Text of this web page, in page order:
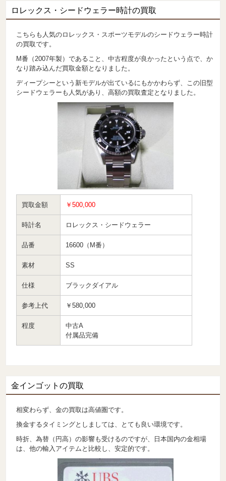
ロレックス・シードウェラー時計の買取
こちらも人気のロレックス・スポーツモデルのシードウェラー時計
の買取です。
M番（2007年製）であること、中古程度が良かったという点で、か
なり踏み込んだ買取金額となりました。
ディープシーという新モデルが出ているにもかかわらず、この旧型
シードウェラーも人気があり、高額の買取査定となりました。
買取金額 ￥500,000
時計名 ロレックス・シードウェラー
品番 16600（M番）
素材 SS
仕様 ブラックダイアル
参考上代 ￥580,000
程度
中古A
付属品完備
金インゴットの買取
相変わらず、金の買取は高値圏です。
換金するタイミングとしましては、とても良い環境です。
時折、為替（円高）の影響も受けるのですが、日本国内の金相場
は、他の輸入アイテムと比較し、安定的です。